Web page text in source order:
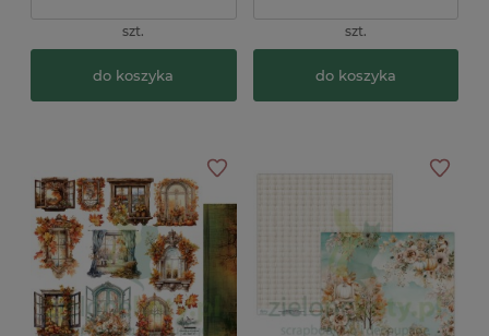
szt.
do koszyka
szt.
do koszyka